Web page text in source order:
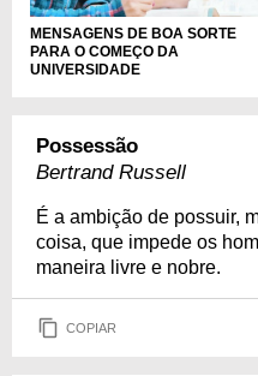
MENSAGENS DE BOA SORTE
PARA O COMEÇO DA
UNIVERSIDADE
Possessão
Bertrand Russell
É a ambição de possuir,
coisa, que impede os
maneira livre e nobre.
COPIAR